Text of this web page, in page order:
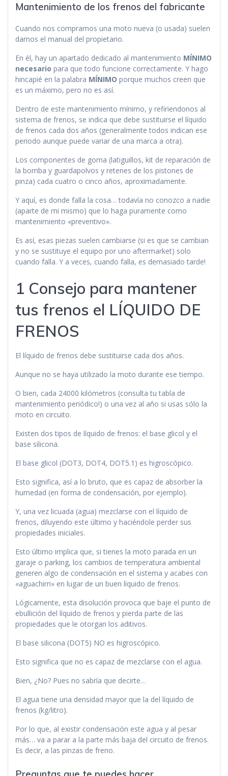
Mantenimiento de los frenos del fabricante
Cuando nos compramos una moto nueva (o usada) suelen
darnos el manual del propietario.
En él, hay un apartado dedicado al mantenimiento MÍNIMO
necesario para que todo funcione correctamente. Y hago
hincapié en la palabra MÍNIMO porque muchos creen que
es un máximo, pero no es así.
Dentro de este mantenimiento mínimo, y refiriendonos al
sistema de frenos, se indica que debe sustituirse el líquido
de frenos cada dos años (generalmente todos indican ese
periodo aunque puede variar de una marca a otra).
Los componentes de goma (latiguillos, kit de reparación de
la bomba y guardapolvos y retenes de los pistones de
pinza) cada cuatro o cinco años, aproximadamente.
Y aquí, es donde falla la cosa… todavía no conozco a nadie
(aparte de mi mismo) que lo haga puramente como
mantenimiento «preventivo».
Es así, esas piezas suelen cambiarse (si es que se cambian
y no se sustituye el equipo por uno aftermarket) solo
cuando falla. Y a veces, cuando falla, es demasiado tarde!
1 Consejo para mantener
tus frenos el LÍQUIDO DE
FRENOS
El líquido de frenos debe sustituirse cada dos años.
Aunque no se haya utilizado la moto durante ese tiempo.
O bien, cada 24000 kilómetros (consulta tu tabla de
mantenimiento periódico!) o una vez al año si usas sólo la
moto en circuito.
Existen dos tipos de líquido de frenos: el base glicol y el
base silicona.
El base glicol (DOT3, DOT4, DOT5.1) es higroscópico.
Esto significa, así a lo bruto, que es capaz de absorber la
humedad (en forma de condensación, por ejemplo).
Y, una vez licuada (agua) mezclarse con el líquido de
frenos, diluyendo este último y haciéndole perder sus
propiedades iniciales.
Esto último implica que, si tienes la moto parada en un
garaje o parking, los cambios de temperatura ambiental
generen algo de condensación en el sistema y acabes con
«aguachirri» en lugar de un buen líquido de frenos.
Lógicamente, esta disolución provoca que baje el punto de
ebullición del líquido de frenos y pierda parte de las
propiedades que le otorgan los aditivos.
El base silicona (DOT5) NO es higroscópico.
Esto significa que no es capaz de mezclarse con el agua.
Bien, ¿No? Pues no sabría que decirte…
El agua tiene una densidad mayor que la del líquido de
frenos (kg/litro).
Por lo que, al existir condensación este agua y al pesar
más… va a parar a la parte más baja del circuito de frenos.
Es decir, a las pinzas de freno.